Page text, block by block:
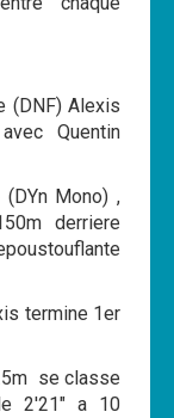
(DNF) Alexis
Quentin
Mono) ,
derriere
termine 1er
se classe
2'21" a 10